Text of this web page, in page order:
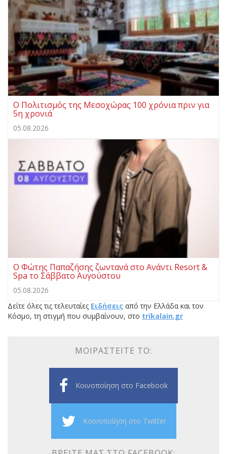
Ο Πολιτισμός της Μεσοχώρας 100 χρόνια πριν για
5η χρονιά
05.08.2026
Ο Φώτης Παπαζήσης ζωντανά στο Ανάντι Resort &
Spa το Σάββατο Αυγούστου
05.08.2026
Δείτε όλες τις τελευταίες Ειδήσεις από την Ελλάδα και τον
Κόσμο, τη στιγμή που συμβαίνουν, στο trikalain.gr
ΜΟΙΡΑΣΤΕΊΤΕ ΤΟ:
Κοινοποίηση στο Facebook
Κοινοποίηση στο Twitter